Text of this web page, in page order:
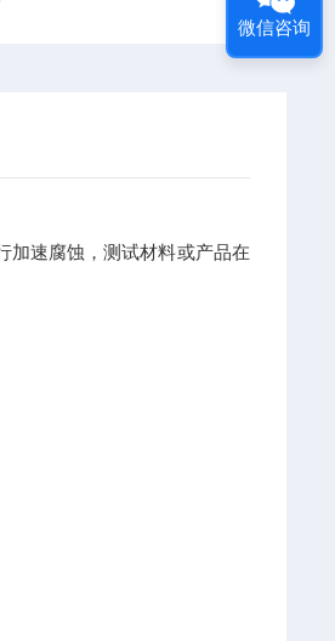
速腐蚀，测试材料或产品在
微信咨询